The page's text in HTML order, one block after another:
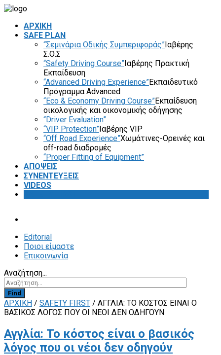
ΑΡΧΙΚΗ
SAFE PLAN
“Σεμινάρια Οδικής Συμπεριφοράς”Ιαβέρης
Σ.Ο.Σ
“Safety Driving Course”Ιαβέρης Πρακτική
Εκπαίδευση
“Advanced Driving Experience”Εκπαιδευτικό
Πρόγραμμα Advanced
“Eco & Economy Driving Course”Εκπαίδευση
οικολογικής και οικονομικής οδήγησης
“Driver Evaluation”
“VIP Protection”Ιαβέρης VIP
“Off Road Experience”Χωμάτινες-Ορεινές και
off-road διαδρομές
“Proper Fitting of Equipment”
ΑΠΟΨΕΙΣ
ΣΥΝΕΝΤΕΥΞΕΙΣ
VIDEOS
Editorial
Ποιοι είμαστε
Επικοινωνία
Αναζήτηση...
Find
ΑΡΧΙΚΗ / SAFETY FIRST / ΑΓΓΛΊΑ: ΤΟ ΚΌΣΤΟΣ ΕΊΝΑΙ Ο
ΒΑΣΙΚΌΣ ΛΌΓΟΣ ΠΟΥ ΟΙ ΝΈΟΙ ΔΕΝ ΟΔΗΓΟΎΝ
Αγγλία: Το κόστος είναι ο βασικός
λόγος που οι νέοι δεν οδηγούν